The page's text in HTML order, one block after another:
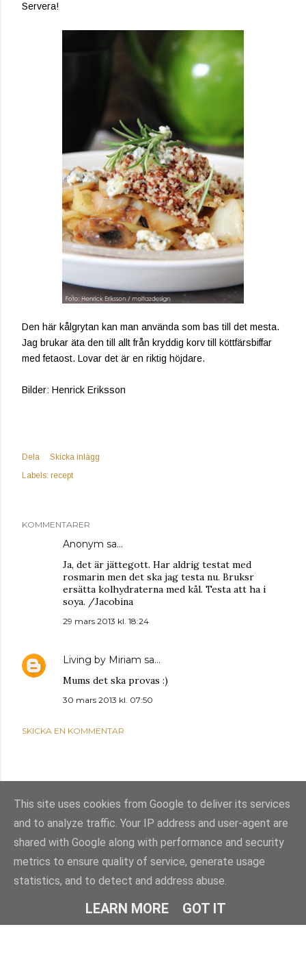
Servera!
Den här kålgrytan kan man använda som bas till det mesta.
Jag brukar äta den till allt från kryddig korv till köttfärsbiffar
med fetaost. Lovar det är en riktig höjdare.
Bilder: Henrick Eriksson
Dela
Skicka inlägg
Labels: recept
KOMMENTARER
Anonym sa…
Ja, det är jättegott. Har aldrig testat med
rosmarin men det ska jag testa nu. Bruksr
ersätta kolhydraterna med kål. Testa att ha i
soya. /Jacobina
29 mars 2013 kl. 18:24
Living by Miriam sa…
Mums det ska provas :)
30 mars 2013 kl. 07:50
SKICKA EN KOMMENTAR
Använder Blogger
This site uses cookies from Google to deliver its services
and to analyze traffic. Your IP address and user-agent are
shared with Google along with performance and security
metrics to ensure quality of service, generate usage
statistics, and to detect and address abuse.
LEARN MORE GOT IT